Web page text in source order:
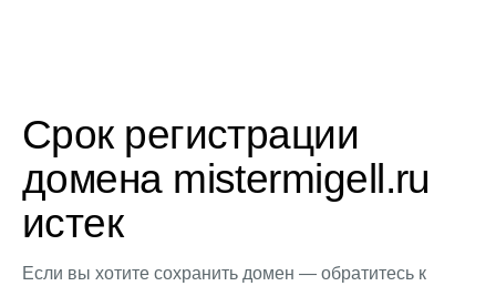
Срок регистрации
домена mistermigell.ru
истек
Если вы хотите сохранить домен — обратитесь к